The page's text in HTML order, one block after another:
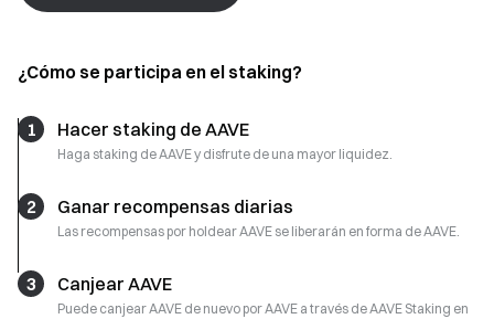
¿Cómo se participa en el staking?
1 Hacer staking de AAVE
Haga staking de AAVE y disfrute de una mayor liquidez.
2 Ganar recompensas diarias
Las recompensas por holdear AAVE se liberarán en forma de AAVE.
3 Canjear AAVE
Puede canjear AAVE de nuevo por AAVE a través de AAVE Staking en